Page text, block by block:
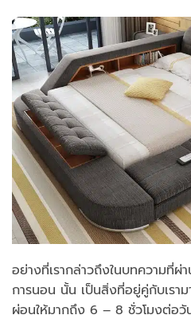
อย่างที่เรากล่าวถึงในบทความที่ผ่
การนอน นั้น เป็นสิ่งที่อยู่คู่กับเรา
ผ่อนให้มากถึง 6 – 8 ชั่วโมงต่อวั